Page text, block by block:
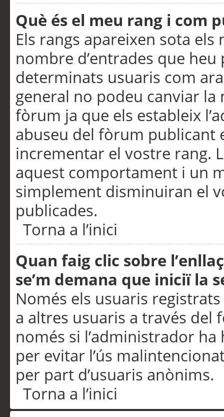
Què és el meu rang i com
Els rangs apareixen sota
nombre d’entrades que
determinats usuaris com
general no podeu canviar
fòrum ja que els estableix
abuseu del fòrum publicant
incrementar el vostre rang.
aquest comportament i un
simplement disminuiran el
publicades.
Torna a l’inici
Quan faig clic sobre
se’m demana que iniciï la
Només els usuaris
a altres usuaris a través
només si l’administrador
per evitar l’ús
per part d’usuaris anònims.
Torna a l’inici